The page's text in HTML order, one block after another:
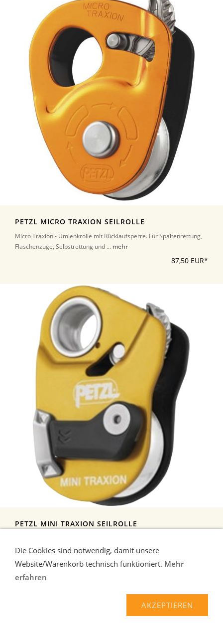
PETZL MICRO TRAXION SEILROLLE
Micro Traxion - Umlenkrolle mit Rücklaufsperre. Für Spaltenrettung,
Flaschenzüge, Selbstrettung und ... mehr
87,50 EUR*
PETZL MINI TRAXION SEILROLLE
Wirkungsgrad ...mehr
109,90 EUR*
Die Cookies sind notwendig, damit unsere
Website/Warenkorb technisch funktioniert. Mehr
erfahren
AKZEPTIEREN